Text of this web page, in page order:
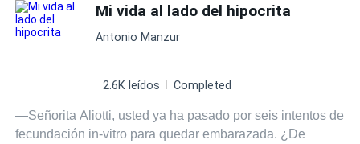
Mi vida al lado del hipocrita
Antonio Manzur
2.6K leídos Completed
—Señorita Aliotti, usted ya ha pasado por seis intentos de
fecundación in-vitro para quedar embarazada. ¿De